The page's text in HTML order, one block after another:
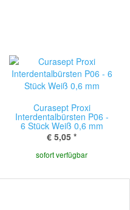
Curasept Proxi
Interdentalbürsten P06 -
6 Stück Weiß 0,6 mm
€ 5,05 *
sofort verfügbar